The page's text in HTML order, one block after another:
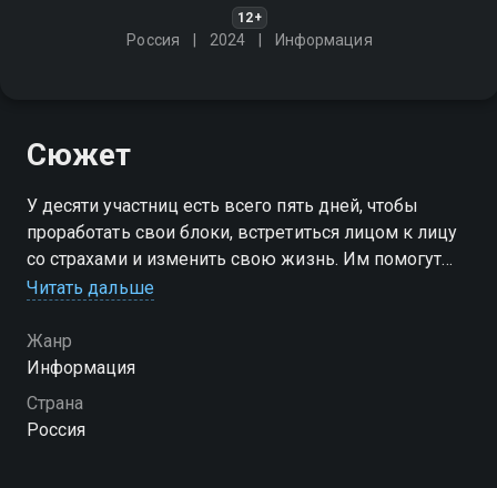
12+
Россия 2024 Информация
Сюжет
У десяти участниц есть всего пять дней, чтобы
проработать свои блоки, встретиться лицом к лицу
со страхами и изменить свою жизнь. Им помогут
испытания и энерго-практики от Татьяны Соло и
Читать дальше
Жанр
Информация
Страна
Россия